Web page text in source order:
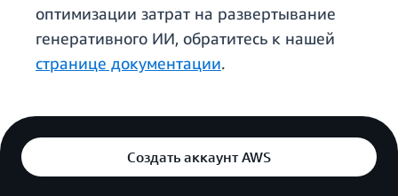
оптимизации затрат на развертывание
генеративного ИИ, обратитесь к нашей
странице документации.
Создать аккаунт AWS